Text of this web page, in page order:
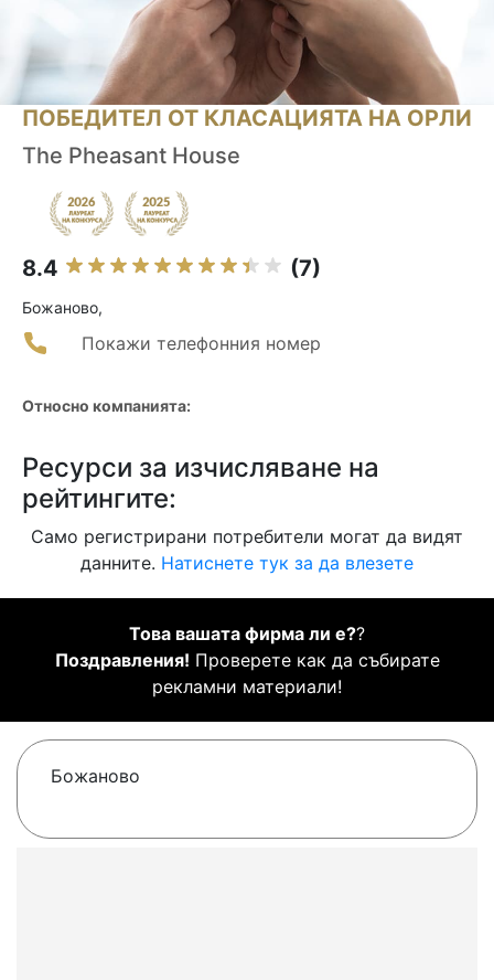
ПОБЕДИТЕЛ ОТ КЛАСАЦИЯТА НА ОРЛИ
The Pheasant House
8.4 (7)
Божаново,
Покажи телефонния номер
Относно компанията:
Ресурси за изчисляване на
рейтингите:
Само регистрирани потребители могат да видят
данните. Натиснете тук за да влезете
Това вашата фирма ли е??
Поздравления! Проверете как да събирате
рекламни материали!
Божаново